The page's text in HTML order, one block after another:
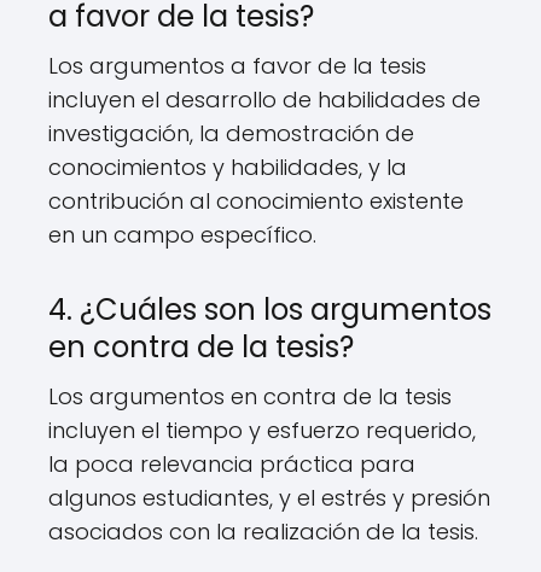
a favor de la tesis?
Los argumentos a favor de la tesis
incluyen el desarrollo de habilidades de
investigación, la demostración de
conocimientos y habilidades, y la
contribución al conocimiento existente
en un campo específico.
4. ¿Cuáles son los argumentos
en contra de la tesis?
Los argumentos en contra de la tesis
incluyen el tiempo y esfuerzo requerido,
la poca relevancia práctica para
algunos estudiantes, y el estrés y presión
asociados con la realización de la tesis.